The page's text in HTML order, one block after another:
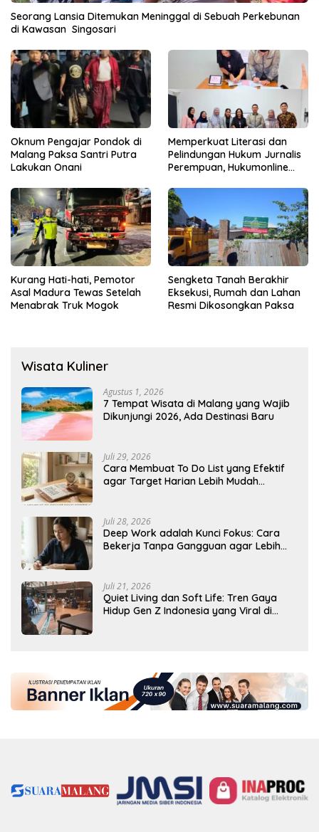
Seorang Lansia Ditemukan Meninggal di Sebuah Perkebunan
di Kawasan Singosari
Oknum Pengajar Pondok di
Malang Paksa Santri Putra
Lakukan Onani
Memperkuat Literasi dan
Pelindungan Hukum Jurnalis
Perempuan, Hukumonline
Gratis
Kurang Hati-hati, Pemotor
Asal Madura Tewas Setelah
Menabrak Truk Mogok
Sengketa Tanah Berakhir
Eksekusi, Rumah dan Lahan
Resmi Dikosongkan Paksa
Wisata Kuliner
Agustus 1, 2026
7 Tempat Wisata di Malang yang Wajib
Dikunjungi 2026, Ada Destinasi Baru
Juli 29, 2026
Cara Membuat To Do List yang Efektif
agar Target Harian Lebih Mudah
Juli 28, 2026
Deep Work adalah Kunci Fokus: Cara
Bekerja Tanpa Gangguan agar Lebih
Juli 21, 2026
Quiet Living dan Soft Life: Tren Gaya
Hidup Gen Z Indonesia yang Viral di